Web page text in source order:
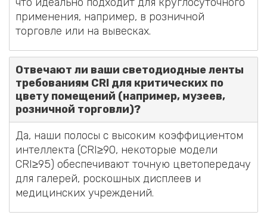
применения, например, в розничной
торговле или на вывесках.
Отвечают ли ваши светодиодные ленты
требованиям CRI для критических по
цвету помещений (например, музеев,
розничной торговли)?
Да, наши полосы с высоким коэффициентом
интеллекта (CRI≥90, некоторые модели
CRI≥95) обеспечивают точную цветопередачу
для галерей, роскошных дисплеев и
медицинских учреждений.